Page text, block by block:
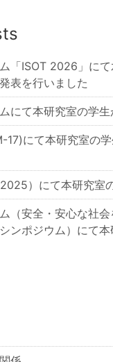
「ISOT 2026」に
表を行いました
にて本研究室の学
17)にて本研究室の
）にて本研究室
（安全・安心な社会
ンポジウム）にて